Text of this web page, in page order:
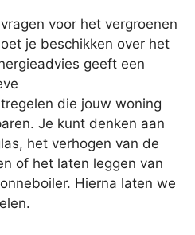
voor het vergroenen
je beschikken over het
geeft een
die jouw woning
Je kunt denken aan
het verhogen van de
of het laten leggen van
Hierna laten we